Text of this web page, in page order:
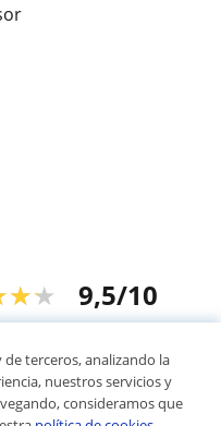
9,5/10
terceros, analizando la
nuestros servicios y
consideramos que